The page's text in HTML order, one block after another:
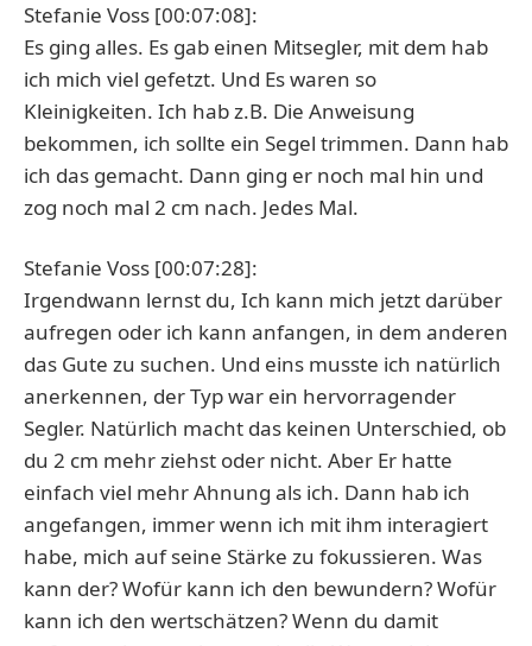
Stefanie Voss [00:07:08]:
Es ging alles. Es gab einen Mitsegler, mit dem hab
ich mich viel gefetzt. Und Es waren so
Kleinigkeiten. Ich hab z.B. Die Anweisung
bekommen, ich sollte ein Segel trimmen. Dann hab
ich das gemacht. Dann ging er noch mal hin und
zog noch mal 2 cm nach. Jedes Mal.
Stefanie Voss [00:07:28]:
Irgendwann lernst du, Ich kann mich jetzt darüber
aufregen oder ich kann anfangen, in dem anderen
das Gute zu suchen. Und eins musste ich natürlich
anerkennen, der Typ war ein hervorragender
Segler. Natürlich macht das keinen Unterschied, ob
du 2 cm mehr ziehst oder nicht. Aber Er hatte
einfach viel mehr Ahnung als ich. Dann hab ich
angefangen, immer wenn ich mit ihm interagiert
habe, mich auf seine Stärke zu fokussieren. Was
kann der? Wofür kann ich den bewundern? Wofür
kann ich den wertschätzen? Wenn du damit